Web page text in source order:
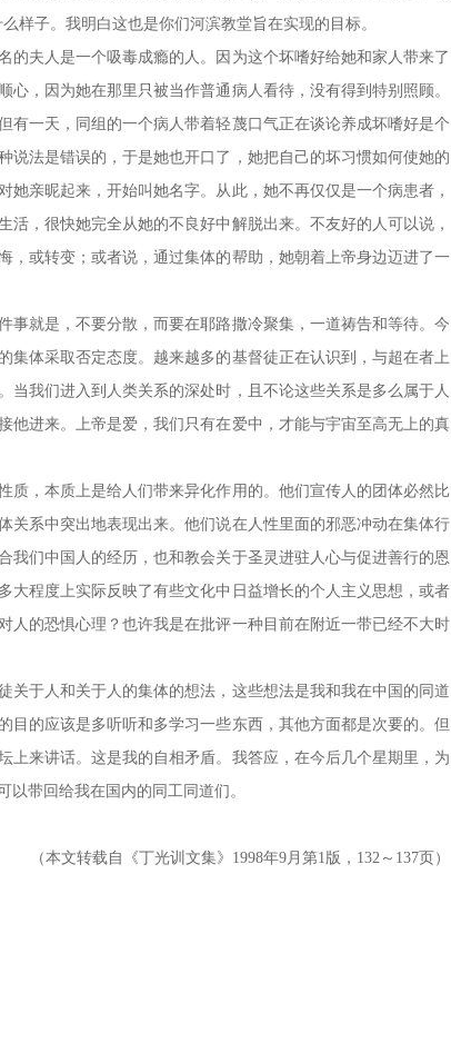
样子。我明白这也是你们河滨教堂旨在实现的目标。
夫人是一个吸毒成瘾的人。因为这个坏嗜好给她和家人带来了
，因为她在那里只被当作普通病人看待，没有得到特别照顾。
一天，同组的一个病人带着轻蔑口气正在谈论养成坏嗜好是个
说法是错误的，于是她也开口了，她把自己的坏习惯如何使她的
亲昵起来，开始叫她名字。从此，她不再仅仅是一个病患者，
，很快她完全从她的不良好中解脱出来。不友好的人可以说，
，或转变；或者说，通过集体的帮助，她朝着上帝身边迈进了一
事就是，不要分散，而要在耶路撒冷聚集，一道祷告和等待。今
集体采取否定态度。越来越多的基督徒正在认识到，与超在者上
我们进入到人类关系的深处时，且不论这些关系是多么属于人
他进来。上帝是爱，我们只有在爱中，才能与宇宙至高无上的真
质，本质上是给人们带来异化作用的。他们宣传人的团体必然比
关系中突出地表现出来。他们说在人性里面的邪恶冲动在集体行
们中国人的经历，也和教会关于圣灵进驻人心与促进善行的恩
大程度上实际反映了有些文化中日益增长的个人主义思想，或者
人的恐惧心理？也许我是在批评一种目前在附近一带已经不大时
关于人和关于人的集体的想法，这些想法是我和我在中国的同道
的应该是多听听和多学习一些东西，其他方面都是次要的。但
来讲话。这是我的自相矛盾。我答应，在今后几个星期里，为
带回给我在国内的同工同道们。
（本文转载自《丁光训文集》1998年9月第1版，132～137页）